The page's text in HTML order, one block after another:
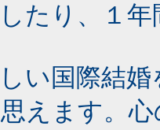
たり、１
い国際結
えます。